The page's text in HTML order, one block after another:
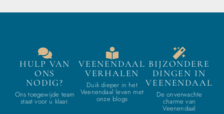
HULP VAN
ONS
NODIG?
Ons toegewijde team
staat voor u klaar.
VEENENDAAL
VERHALEN
Duik dieper in het
Veenendaal leven met
onze blogs
BIJZONDERE
DINGEN IN
VEENENDAAL
De onverwachte
charme van
Veenendaal